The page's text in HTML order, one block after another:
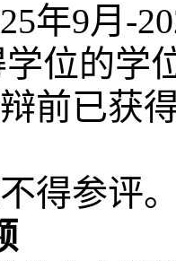
年9月-
位的学
前已获
得参评